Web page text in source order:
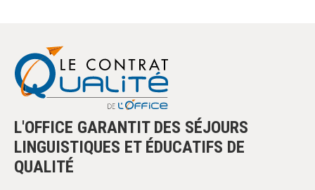
L'OFFICE GARANTIT DES SÉJOURS
LINGUISTIQUES ET ÉDUCATIFS DE
QUALITÉ